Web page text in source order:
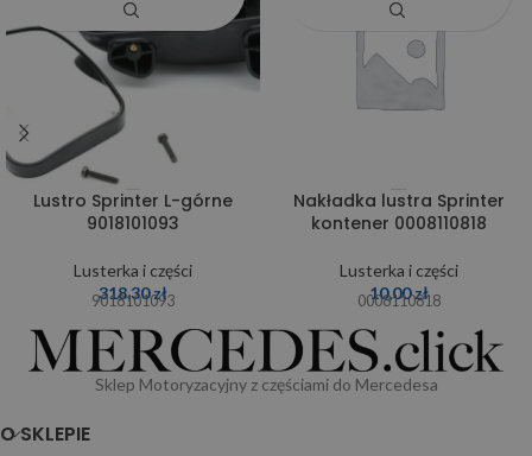
Lustro Sprinter L-górne
9018101093
Lusterka i części
318,30zł
9018101093
Nakładka lustra Sprinter
kontener 0008110818
Lusterka i części
10,00zł
0008110818
Sklep Motoryzacyjny z częściami do Mercedesa
O SKLEPIE